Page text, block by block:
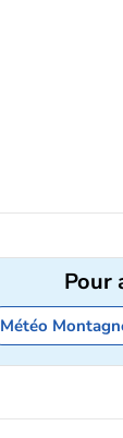
Pour
Météo